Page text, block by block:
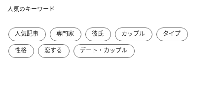
人気のキーワード
人気記事 専門家 彼氏 カップル
タイプ
性格
恋する デート・カップル